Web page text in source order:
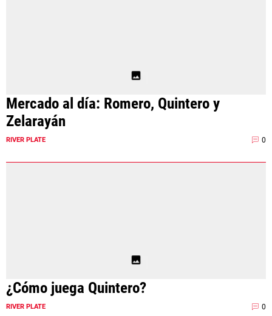
Mercado al día: Romero, Quintero y
Zelarayán
RIVER PLATE 0
¿Cómo juega Quintero?
RIVER PLATE 0